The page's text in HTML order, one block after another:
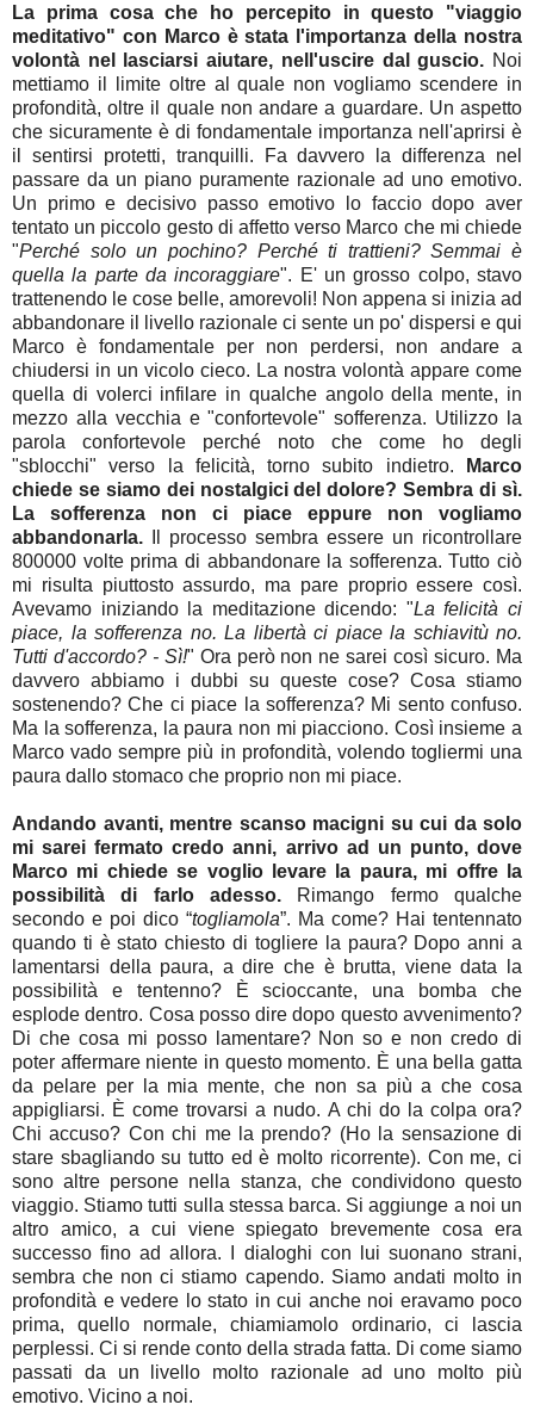
La prima cosa che ho percepito in questo "viaggio
meditativo" con Marco è stata l'importanza della nostra
volontà nel lasciarsi aiutare, nell'uscire dal guscio. Noi
mettiamo il limite oltre al quale non vogliamo scendere in
profondità, oltre il quale non andare a guardare. Un aspetto
che sicuramente è di fondamentale importanza nell'aprirsi è
il sentirsi protetti, tranquilli. Fa davvero la differenza nel
passare da un piano puramente razionale ad uno emotivo.
Un primo e decisivo passo emotivo lo faccio dopo aver
tentato un piccolo gesto di affetto verso Marco che mi chiede
"Perché solo un pochino? Perché ti trattieni? Semmai è
quella la parte da incoraggiare". E' un grosso colpo, stavo
trattenendo le cose belle, amorevoli! Non appena si inizia ad
abbandonare il livello razionale ci sente un po' dispersi e qui
Marco è fondamentale per non perdersi, non andare a
chiudersi in un vicolo cieco. La nostra volontà appare come
quella di volerci infilare in qualche angolo della mente, in
mezzo alla vecchia e "confortevole" sofferenza. Utilizzo la
parola confortevole perché noto che come ho degli
"sblocchi" verso la felicità, torno subito indietro.
Marco
chiede se siamo dei nostalgici del dolore? Sembra di sì.
La sofferenza non ci piace eppure non vogliamo
abbandonarla.
Il processo sembra essere un ricontrollare
800000 volte prima di abbandonare la sofferenza. Tutto ciò
mi risulta piuttosto assurdo, ma pare proprio essere così.
Avevamo iniziando la meditazione dicendo: "La felicità ci
piace, la sofferenza no. La libertà ci piace la schiavitù no.
Tutti d'accordo? - Sì!" Ora però non ne sarei così sicuro. Ma
davvero abbiamo i dubbi su queste cose? Cosa stiamo
sostenendo? Che ci piace la sofferenza? Mi sento confuso.
Ma la sofferenza, la paura non mi piacciono. Così insieme a
Marco vado sempre più in profondità, volendo togliermi una
paura dallo stomaco che proprio non mi piace.
Andando avanti, mentre scanso macigni su cui da solo
mi sarei fermato credo anni, arrivo ad un punto, dove
Marco mi chiede se voglio levare la paura, mi offre la
possibilità di farlo adesso. Rimango fermo qualche
secondo e poi dico “togliamola”. Ma come? Hai tentennato
quando ti è stato chiesto di togliere la paura? Dopo anni a
lamentarsi della paura, a dire che è brutta, viene data la
possibilità e tentenno? È scioccante, una bomba che
esplode dentro. Cosa posso dire dopo questo avvenimento?
Di che cosa mi posso lamentare? Non so e non credo di
poter affermare niente in questo momento. È una bella gatta
da pelare per la mia mente, che non sa più a che cosa
appigliarsi. È come trovarsi a nudo. A chi do la colpa ora?
Chi accuso? Con chi me la prendo? (Ho la sensazione di
stare sbagliando su tutto ed è molto ricorrente). Con me, ci
sono altre persone nella stanza, che condividono questo
viaggio. Stiamo tutti sulla stessa barca. Si aggiunge a noi un
altro amico, a cui viene spiegato brevemente cosa era
successo fino ad allora. I dialoghi con lui suonano strani,
sembra che non ci stiamo capendo. Siamo andati molto in
profondità e vedere lo stato in cui anche noi eravamo poco
prima, quello normale, chiamiamolo ordinario, ci lascia
perplessi. Ci si rende conto della strada fatta. Di come siamo
passati da un livello molto razionale ad uno molto più
emotivo. Vicino a noi.